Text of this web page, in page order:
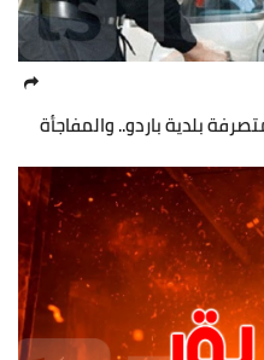
بلدية باردو.. والمفاجأة